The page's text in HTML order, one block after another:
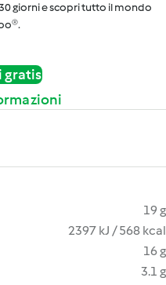
giorni e scopri tutto il mondo
gratis
19 g
2397 kJ / 568 kcal
16 g
3.1 g